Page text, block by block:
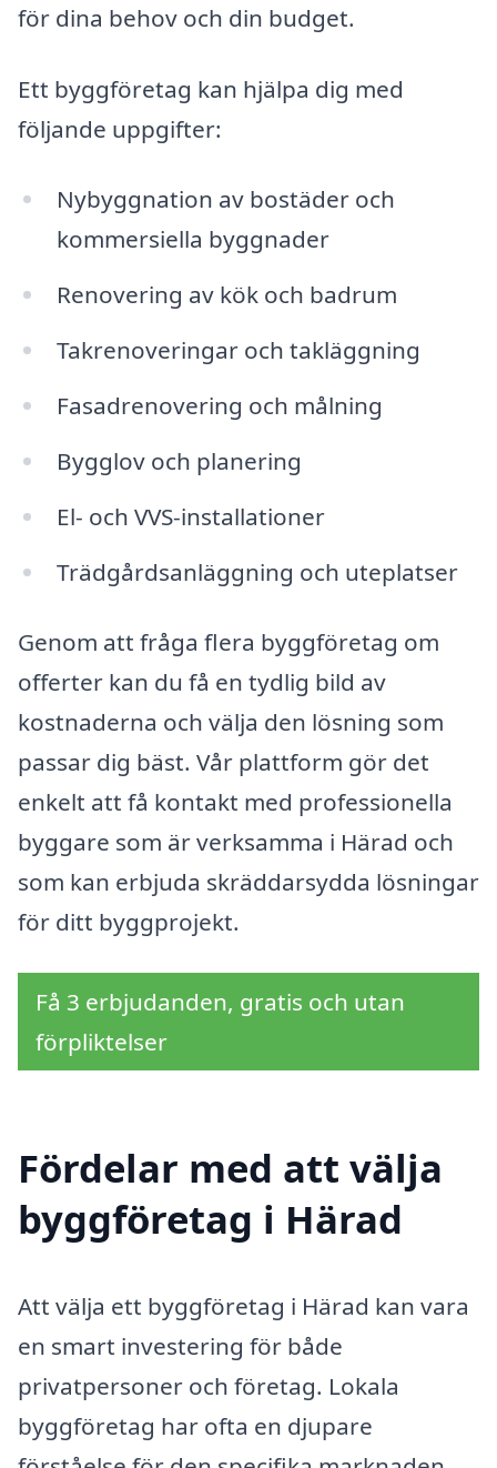
för dina behov och din budget.
Ett byggföretag kan hjälpa dig med
följande uppgifter:
Nybyggnation av bostäder och
kommersiella byggnader
Renovering av kök och badrum
Takrenoveringar och takläggning
Fasadrenovering och målning
Bygglov och planering
El- och VVS-installationer
Trädgårdsanläggning och uteplatser
Genom att fråga flera byggföretag om
offerter kan du få en tydlig bild av
kostnaderna och välja den lösning som
passar dig bäst. Vår plattform gör det
enkelt att få kontakt med professionella
byggare som är verksamma i Härad och
som kan erbjuda skräddarsydda lösningar
för ditt byggprojekt.
Få 3 erbjudanden, gratis och utan
förpliktelser
Fördelar med att välja
byggföretag i Härad
Att välja ett byggföretag i Härad kan vara
en smart investering för både
privatpersoner och företag. Lokala
byggföretag har ofta en djupare